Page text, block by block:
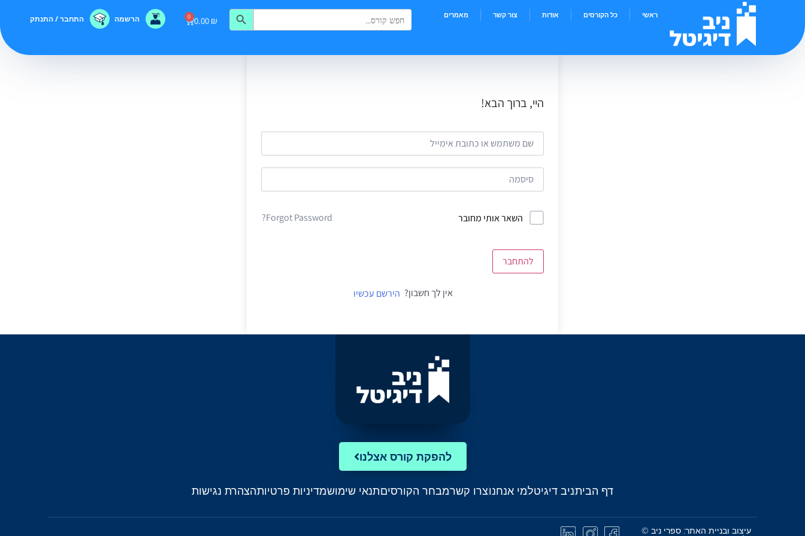
ראשי כל הקורסים אודות צור קשר מאמרים Search
for:
Search Button
0.00 ₪
0 הרשמה התחבר / התנתק
היי, ברוך הבא!
השאר אותי מחובר Forgot Password?
להתחבר
אין לך חשבון? הירשם עכשיו
להפקת קורס אצלנו
דף הביתניב דיגיטלמי אנחנוצרו קשרמבחר הקורסיםתנאי שימושמדיניות פרטיותהצהרת נגישות
עיצוב ובניית האתר: ספרי ניב ©